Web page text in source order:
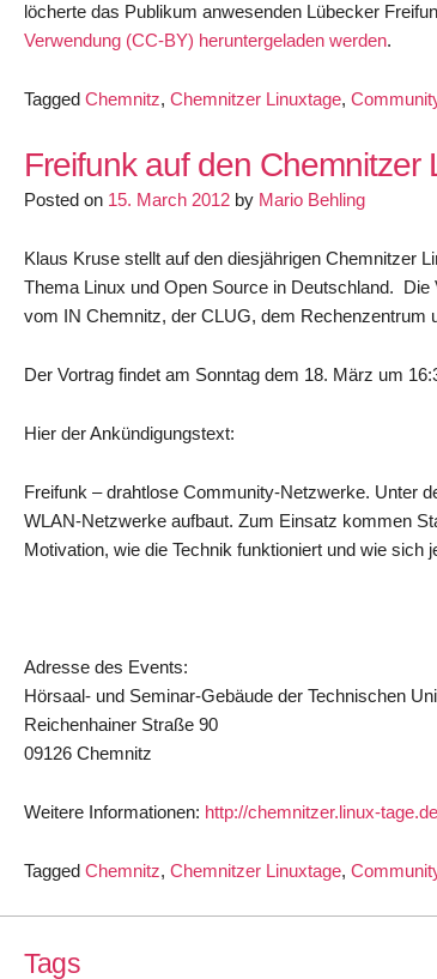
löcherte das Publikum anwesenden Lübecker
Verwendung (CC-BY) heruntergeladen werden.
Tagged Chemnitz, Chemnitzer Linuxtage,
Freifunk auf den Chemnitzer
Posted on 15. March 2012 by Mario Behling
Klaus Kruse stellt auf den diesjährigen Chemnitzer
Thema Linux und Open Source in Deutschland.
vom IN Chemnitz, der CLUG, dem Rechenzentrum
Der Vortrag findet am Sonntag dem 18. März um
Hier der Ankündigungstext:
Freifunk – drahtlose Community-Netzwerke. Unter
WLAN-Netzwerke aufbaut. Zum Einsatz kommen
Motivation, wie die Technik funktioniert und wie
Adresse des Events:
Hörsaal- und Seminar-Gebäude der Technischen
Reichenhainer Straße 90
09126 Chemnitz
Weitere Informationen: http://chemnitzer.linux-tage.de
Tagged Chemnitz, Chemnitzer Linuxtage,
Tags